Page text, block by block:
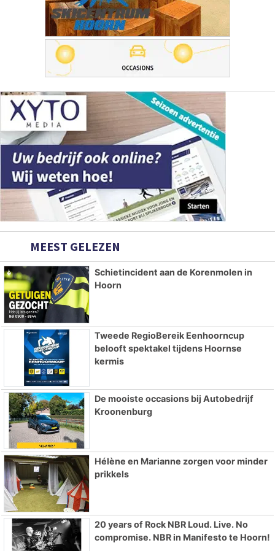
MEEST GELEZEN
Schietincident aan de Korenmolen in
Hoorn
Tweede RegioBereik Eenhoorncup
belooft spektakel tijdens Hoornse
kermis
De mooiste occasions bij Autobedrijf
Kroonenburg
Hélène en Marianne zorgen voor minder
prikkels
20 years of Rock NBR Loud. Live. No
compromise. NBR in Manifesto te Hoorn!